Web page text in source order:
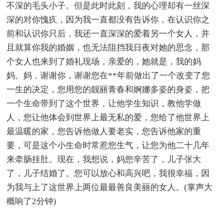
不深的毛头小子。但是此时此刻，我的心理却有一丝深
深的对你愧疚，因为我一直都没有告诉你，在认识你之
前和认识你只后，我还一直深深的爱着另一个女人，并
且就算你我的婚姻，也无法阻挡我日夜对她的思念，那
个女人也来到了婚礼现场，亲爱的，她就是，我的妈
妈。妈，谢谢你，谢谢您在**年前做出了一个改变了您
一生的决定，您用您的靓丽青春和婀娜多姿的身姿，把
一个生命带到了这个世界，让他学生知识，教他学做
人，您让他体会到世界上最无私的爱，您给了他世界上
最温暖的家，您告诉他做人要老实，您告诉他家的重
要，可是这个小生命时常惹您生气，让您为他二十几年
来牵肠挂肚。现在，我想说，妈您辛苦了，儿子张大
了，儿子结婚了。您可以放心和高兴吧，我很幸福，因
为我与上了这世界上两位最最善良美丽的女人。(掌声大
概响了2分钟)